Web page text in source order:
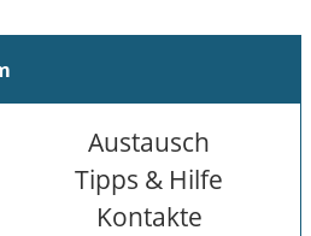
Austausch
Tipps & Hilfe
Kontakte